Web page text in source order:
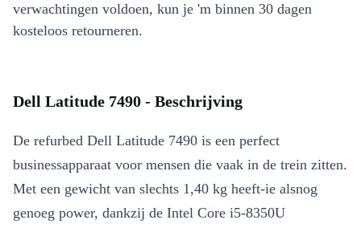
verwachtingen voldoen, kun je 'm binnen 30 dagen
kosteloos retourneren.
Dell Latitude 7490 - Beschrijving
De refurbed Dell Latitude 7490 is een perfect
businessapparaat voor mensen die vaak in de trein zitten.
Met een gewicht van slechts 1,40 kg heeft-ie alsnog
genoeg power, dankzij de Intel Core i5-8350U